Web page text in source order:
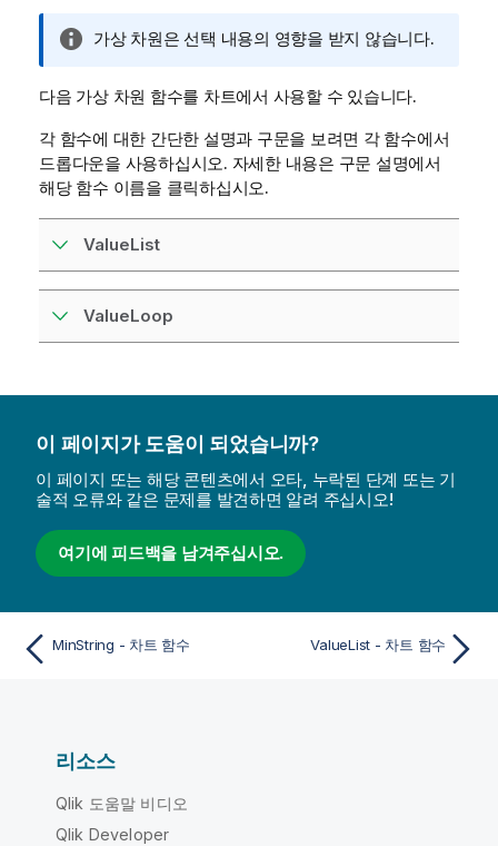
정
메
모
가상 차원은 선택 내용의 영향을 받지 않습니다.
다음 가상 차원 함수를 차트에서 사용할 수 있습니다.
각 함수에 대한 간단한 설명과 구문을 보려면 각 함수에서
드롭다운을 사용하십시오. 자세한 내용은 구문 설명에서
해당 함수 이름을 클릭하십시오.
ValueList
ValueLoop
이 페이지가 도움이 되었습니까?
이 페이지 또는 해당 콘텐츠에서 오타, 누락된 단계 또는 기
술적 오류와 같은 문제를 발견하면 알려 주십시오!
여기에 피드백을 남겨주십시오.
MinString - 차트 함수 ValueList - 차트 함수
리소스
Qlik 도움말 비디오
Qlik Developer